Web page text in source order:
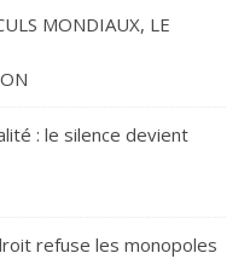
MONDIAUX, LE
: le silence devient
refuse les monopoles